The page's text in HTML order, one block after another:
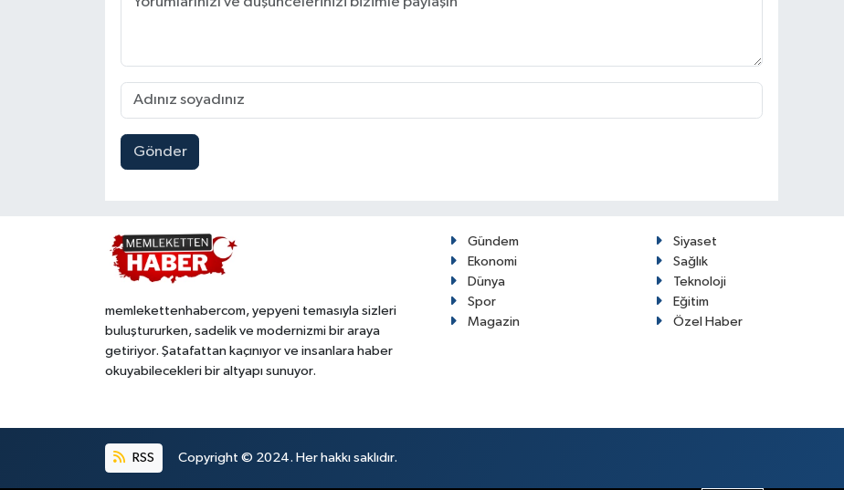
Gönder
memlekettenhabercom, yepyeni temasıyla sizleri
buluştururken, sadelik ve modernizmi bir araya
getiriyor. Şatafattan kaçınıyor ve insanlara haber
okuyabilecekleri bir altyapı sunuyor.
Gündem
Siyaset
Ekonomi
Sağlık
Dünya
Teknoloji
Spor
Eğitim
Magazin
Özel Haber
RSS Copyright © 2024. Her hakkı saklıdır.